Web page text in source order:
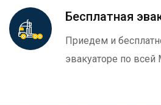
Бесплатная
Приедем и
эвакуаторе по всей